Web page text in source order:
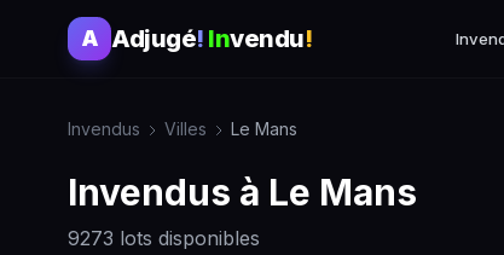
A Adjugé! Invendu!
Invendus Villes Le Mans
Invendus à Le Mans
9273 lots disponibles